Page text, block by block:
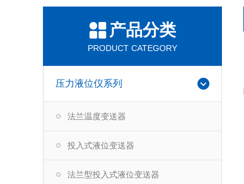
产品分类
PRODUCT CATEGORY
压力液位仪系列
法兰温度变送器
投入式液位变送器
法兰型投入式液位变送器